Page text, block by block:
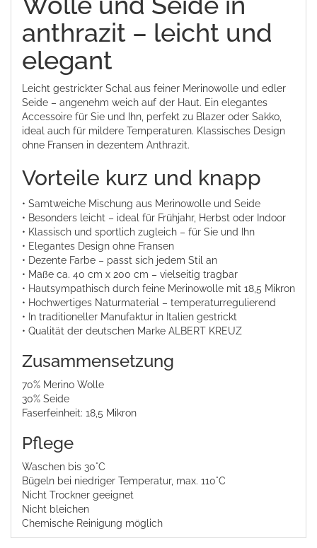
anthrazit – leicht und
elegant
Leicht gestrickter Schal aus feiner Merinowolle und edler
Seide – angenehm weich auf der Haut. Ein elegantes
Accessoire für Sie und Ihn, perfekt zu Blazer oder Sakko,
ideal auch für mildere Temperaturen. Klassisches Design
ohne Fransen in dezentem Anthrazit.
Vorteile kurz und knapp
• Samtweiche Mischung aus Merinowolle und Seide
• Besonders leicht – ideal für Frühjahr, Herbst oder Indoor
• Klassisch und sportlich zugleich – für Sie und Ihn
• Elegantes Design ohne Fransen
• Dezente Farbe – passt sich jedem Stil an
• Maße ca. 40 cm x 200 cm – vielseitig tragbar
• Hautsympathisch durch feine Merinowolle mit 18,5 Mikron
• Hochwertiges Naturmaterial – temperaturregulierend
• In traditioneller Manufaktur in Italien gestrickt
• Qualität der deutschen Marke ALBERT KREUZ
Zusammensetzung
70% Merino Wolle
30% Seide
Faserfeinheit: 18,5 Mikron
Pflege
Waschen bis 30°C
Bügeln bei niedriger Temperatur, max. 110°C
Nicht Trockner geeignet
Nicht bleichen
Chemische Reinigung möglich